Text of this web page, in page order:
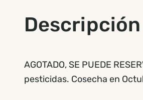
Descripción
AGOTADO, SE PUEDE
pesticidas. Cosecha en